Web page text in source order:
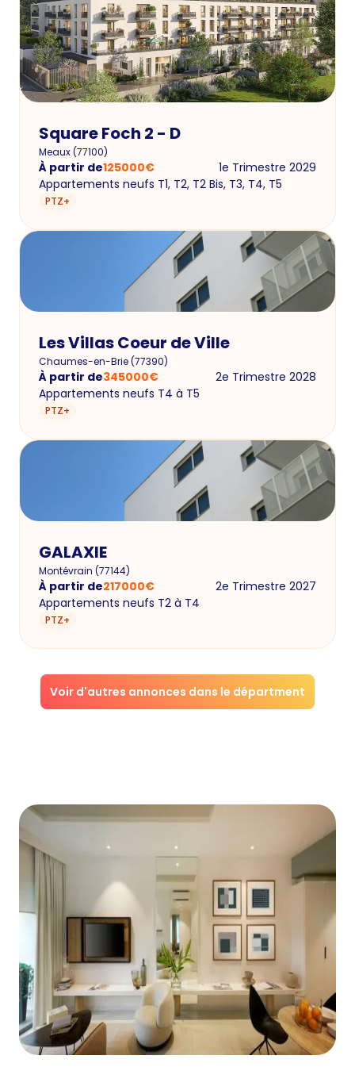
Square Foch 2 - D
Meaux(77100)
À partir de125000€
1e Trimestre 2029
Appartements neufs T1, T2, T2 Bis, T3, T4, T5
PTZ+
Les Villas Coeur de Ville
Chaumes-en-Brie(77390)
À partir de345000€
2e Trimestre 2028
Appartements neufs T4 à T5
PTZ+
GALAXIE
Montévrain (77144)
À partir de217000€
2e Trimestre 2027
Appartements neufs T2 à T4
PTZ+
Voir d'autres annonces dans le départment